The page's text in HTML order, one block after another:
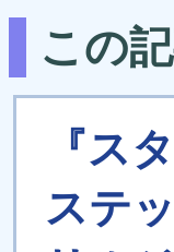
この
『ス
ステ